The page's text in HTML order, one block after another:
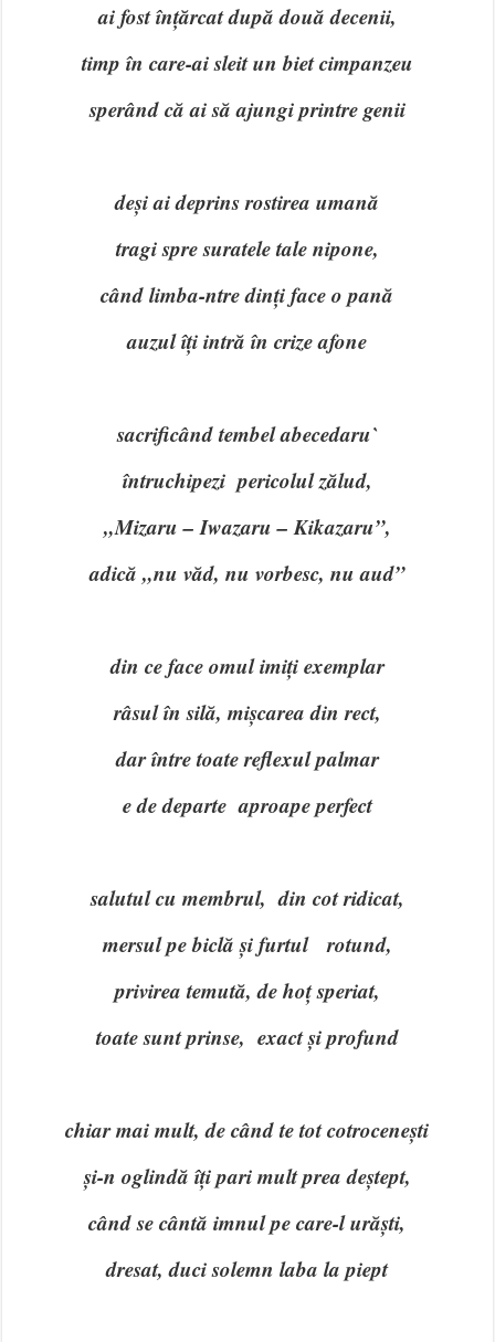
ai fost înțărcat după două decenii,
timp în care-ai sleit un biet cimpanzeu
sperând că ai să ajungi printre genii
deși ai deprins rostirea umană
tragi spre suratele tale nipone,
când limba-ntre dinți face o pană
auzul îți intră în crize afone
sacrificând tembel abecedaru`
întruchipezi pericolul zălud,
„Mizaru – Iwazaru – Kikazaru”,
adică „nu văd, nu vorbesc, nu aud”
din ce face omul imiți exemplar
râsul în silă, mișcarea din rect,
dar între toate reflexul palmar
e de departe aproape perfect
salutul cu membrul, din cot ridicat,
mersul pe biclă și furtul rotund,
privirea temută, de hoț speriat,
toate sunt prinse, exact și profund
chiar mai mult, de când te tot cotrocenești
și-n oglindă îți pari mult prea deștept,
când se cântă imnul pe care-l urăști,
dresat, duci solemn laba la piept